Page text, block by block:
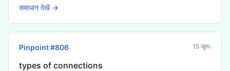
समाधान देखें →
Pinpoint #806 15 जुल॰
types of connections